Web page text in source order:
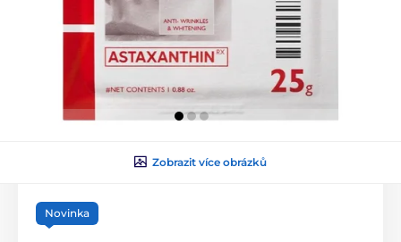
Zobrazit více obrázků
Novinka